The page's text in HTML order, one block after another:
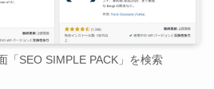
「SEO SIMPLE PACK」を検索